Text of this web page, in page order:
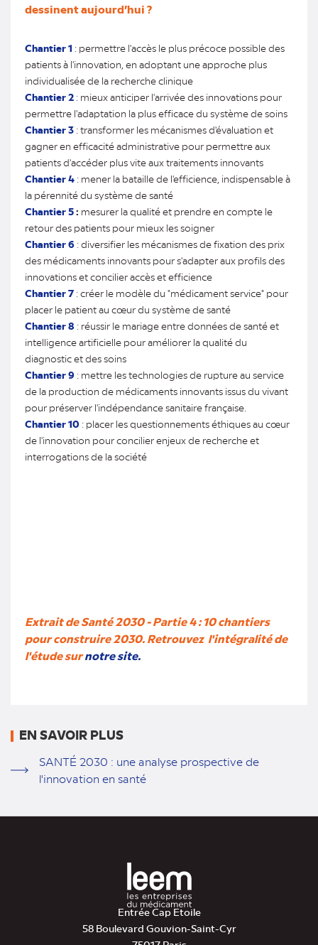
dessinent aujourd’hui ?
Chantier 1 : permettre l'accès le plus précoce possible des
patients à l'innovation, en adoptant une approche plus
individualisée de la recherche clinique
Chantier 2 : mieux anticiper l'arrivée des innovations pour
permettre l'adaptation la plus efficace du système de soins
Chantier 3 : transformer les mécanismes d'évaluation et
gagner en efficacité administrative pour permettre aux
patients d'accéder plus vite aux traitements innovants
Chantier 4 : mener la bataille de l'efficience, indispensable à
la pérennité du système de santé
Chantier 5: mesurer la qualité et prendre en compte le
retour des patients pour mieux les soigner
Chantier 6 : diversifier les mécanismes de fixation des prix
des médicaments innovants pour s'adapter aux profils des
innovations et concilier accès et efficience
Chantier 7: créer le modèle du "médicament service" pour
placer le patient au cœur du système de santé
Chantier 8 : réussir le mariage entre données de santé et
intelligence artificielle pour améliorer la qualité du
diagnostic et des soins
Chantier 9 : mettre les technologies de rupture au service
de la production de médicaments innovants issus du vivant
pour préserver l'indépendance sanitaire française.
Chantier 10 : placer les questionnements éthiques au cœur
de l'innovation pour concilier enjeux de recherche et
interrogations de la société
Extrait de Santé 2030 - Partie 4 : 10 chantiers
pour construire 2030. Retrouvez l'intégralité de
l'étude surnotre site.
EN SAVOIR PLUS
SANTÉ 2030 : une analyse prospective de
l'innovation en santé
Entrée Cap Etoile
58 Boulevard Gouvion-Saint-Cyr